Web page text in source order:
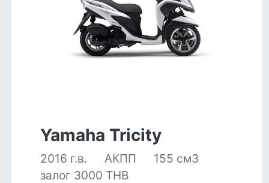
Yamaha Tricity
2016 г.в. АКПП
155 см3
залог 3000 THB